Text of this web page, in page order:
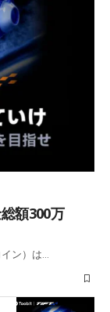
額300万
ン）は…